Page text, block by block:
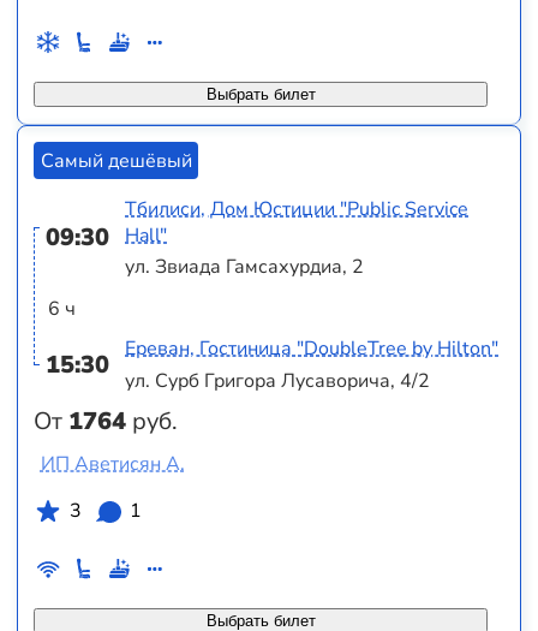
Выбрать билет
Самый дешёвый
09:30
6 ч
15:30
От 1764 руб.
Тбилиси, Дом Юстиции "Public Service
Hall"
ул. Звиада Гамсахурдиа, 2
Ереван, Гостиница "DoubleTree by Hilton"
ул. Сурб Григора Лусаворича, 4/2
Выбрать билет
ИП Аветисян А.
3
1